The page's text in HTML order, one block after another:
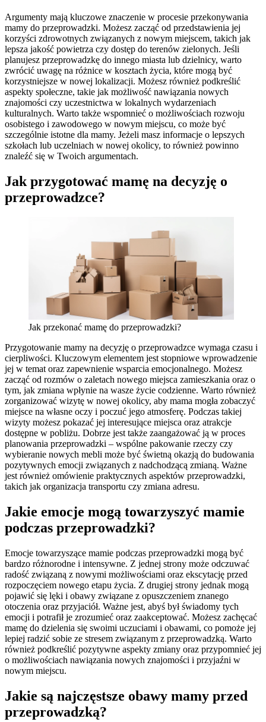
Argumenty mają kluczowe znaczenie w procesie przekonywania
mamy do przeprowadzki. Możesz zacząć od przedstawienia jej
korzyści zdrowotnych związanych z nowym miejscem, takich jak
lepsza jakość powietrza czy dostęp do terenów zielonych. Jeśli
planujesz przeprowadzkę do innego miasta lub dzielnicy, warto
zwrócić uwagę na różnice w kosztach życia, które mogą być
korzystniejsze w nowej lokalizacji. Możesz również podkreślić
aspekty społeczne, takie jak możliwość nawiązania nowych
znajomości czy uczestnictwa w lokalnych wydarzeniach
kulturalnych. Warto także wspomnieć o możliwościach rozwoju
osobistego i zawodowego w nowym miejscu, co może być
szczególnie istotne dla mamy. Jeżeli masz informacje o lepszych
szkołach lub uczelniach w nowej okolicy, to również powinno
znaleźć się w Twoich argumentach.
Jak przygotować mamę na decyzję o
przeprowadzce?
Jak przekonać mamę do przeprowadzki?
Przygotowanie mamy na decyzję o przeprowadzce wymaga czasu i
cierpliwości. Kluczowym elementem jest stopniowe wprowadzenie
jej w temat oraz zapewnienie wsparcia emocjonalnego. Możesz
zacząć od rozmów o zaletach nowego miejsca zamieszkania oraz o
tym, jak zmiana wpłynie na wasze życie codzienne. Warto również
zorganizować wizytę w nowej okolicy, aby mama mogła zobaczyć
miejsce na własne oczy i poczuć jego atmosferę. Podczas takiej
wizyty możesz pokazać jej interesujące miejsca oraz atrakcje
dostępne w pobliżu. Dobrze jest także zaangażować ją w proces
planowania przeprowadzki – wspólne pakowanie rzeczy czy
wybieranie nowych mebli może być świetną okazją do budowania
pozytywnych emocji związanych z nadchodzącą zmianą. Ważne
jest również omówienie praktycznych aspektów przeprowadzki,
takich jak organizacja transportu czy zmiana adresu.
Jakie emocje mogą towarzyszyć mamie
podczas przeprowadzki?
Emocje towarzyszące mamie podczas przeprowadzki mogą być
bardzo różnorodne i intensywne. Z jednej strony może odczuwać
radość związaną z nowymi możliwościami oraz ekscytację przed
rozpoczęciem nowego etapu życia. Z drugiej strony jednak mogą
pojawić się lęki i obawy związane z opuszczeniem znanego
otoczenia oraz przyjaciół. Ważne jest, abyś był świadomy tych
emocji i potrafił je zrozumieć oraz zaakceptować. Możesz zachęcać
mamę do dzielenia się swoimi uczuciami i obawami, co pomoże jej
lepiej radzić sobie ze stresem związanym z przeprowadzką. Warto
również podkreślić pozytywne aspekty zmiany oraz przypomnieć jej
o możliwościach nawiązania nowych znajomości i przyjaźni w
nowym miejscu.
Jakie są najczęstsze obawy mamy przed
przeprowadzką?